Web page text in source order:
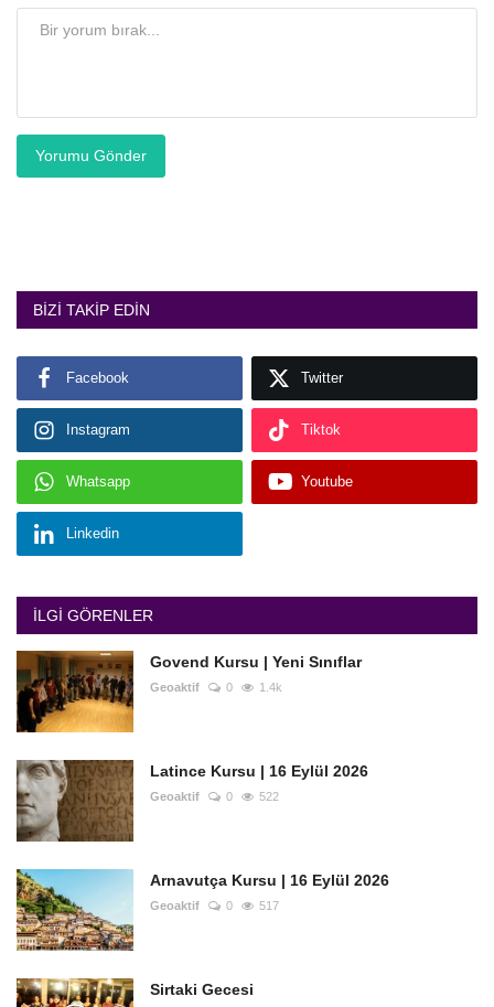
Yorumu Gönder
BIZI TAKIP EDIN
Facebook Twitter
Instagram Tiktok
Whatsapp Youtube
Linkedin
İLGI GÖRENLER
Govend Kursu | Yeni Sınıflar
Geoaktif 0 1.4k
Latince Kursu | 16 Eylül 2026
Geoaktif 0 522
Arnavutça Kursu | 16 Eylül 2026
Geoaktif 0 517
Sirtaki Gecesi